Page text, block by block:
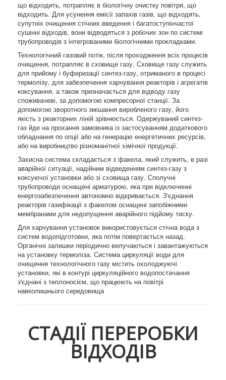
що відходить, потрапляє в біологічну очистку повітря, що
відходить. Для усунення емісії запахів газів, що відходять,
супутніх очищення стічних введення і багатоступінчастої
сушінні відходів, вони відводяться з робочих зон по системі
трубопроводів з інтегрованими біологічними прокладками.
Технологічний газовий потік, після проходження всіх процесів
очищення, потрапляє в сховище газу. Сховище газу служить
для прийому і буферизації синтез-газу, отриманого в процесі
термолізу, для забезпечення харчування реакторів і агрегатів
коксування, а також призначається для відводу газу
споживачеві, за допомогою компресорної станції. За
допомогою зворотного змішання виробленого газу, його
якість з реакторних ліній зрівнюється. Одержуваний синтез-
газ йде на прохання замовника із застосуванням додаткового
обладнання по опції або на генерацію енергетичних ресурсів,
або на виробництво різноманітної хімічної продукції.
Захисна система складається з факела, який служить, в разі
аварійної ситуації, надійним відведенням синтез-газу з
коксуючої установки або зі сховища газу. Сполучні
трубопроводи оснащені арматурою, яка при відключенні
енергозабезпечення автономно відкривається. З'єднання
реакторів газифікації з факелом оснащені запобіжними
мембранами для недопущення аварійного підйому тиску.
Для харчування установок використовується стічна вода з
систем водопідготовки, яка потім повертається назад.
Органічні залишки періодично вилучаються і завантажуються
на установку термоліза. Система циркуляції води для
очищення технологічного газу містить охолоджуючі
установки, які в контурі циркуляційного водопостачання
з'єднані з теплоносієм, що працюють на повітрі
навколишнього середовища
СТАДІЇ ПЕРЕРОБКИ
ВІДХОДІВ